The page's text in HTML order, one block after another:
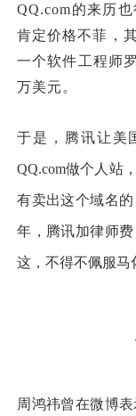
QQ.com的来历也
肯定价格不菲，
一个软件工程师
万美元。
于是， 腾讯让美
QQ.com做个人站
有卖出这个域名
年， 腾讯加律师
这，不得不佩服马
周鸿祎曾在微博表